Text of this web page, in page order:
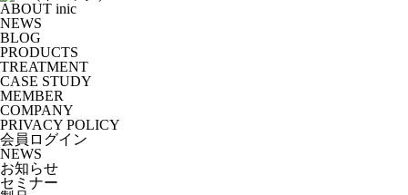
ABOUT inic
NEWS
BLOG
PRODUCTS
TREATMENT
CASE STUDY
MEMBER
COMPANY
PRIVACY POLICY
会員ログイン
NEWS
お知らせ
セミナー